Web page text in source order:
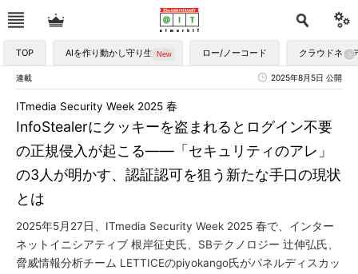
TOP AIを作り動かし守り生かす ロー/ノーコード クラウドネイ
連載 2025年8月5日 公開
InfoStealerにクッキーを盗まれるとログイン不要
の正規侵入が起こる――「セキュリティのアレ」
の3人が明かす、認証認可を狙う新たな手口の現状
とは
ITmedia Security Week 2025 春
2025年5月27日、ITmedia Security Week 2025 春で、インター
ネットイニシアティブ 根岸征史氏、SBテクノロジー 辻伸弘氏、
脅威情報分析チーム LETTICEのpiyokango氏がパネルディスカッ